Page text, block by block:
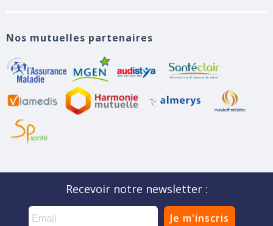
Nos mutuelles partenaires
Recevoir notre newsletter :
Je m'inscris